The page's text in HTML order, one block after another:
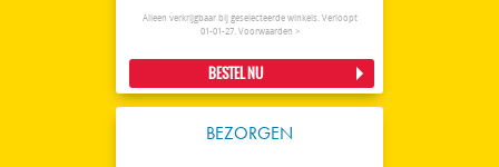
Alleen verkrijgbaar bij geselecteerde winkels. Verloopt
01-01-27. Voorwaarden >
BESTEL NU
BEZORGEN